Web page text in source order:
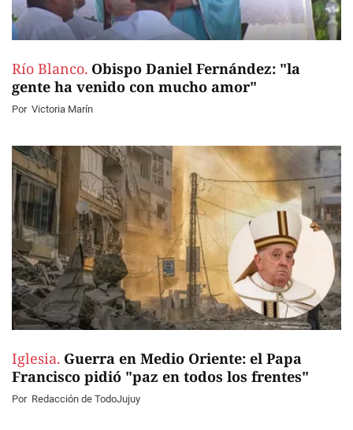
Río Blanco. Obispo Daniel Fernández: "la
gente ha venido con mucho amor"
Por Victoria Marín
Iglesia. Guerra en Medio Oriente: el Papa
Francisco pidió "paz en todos los frentes"
Por Redacción de TodoJujuy